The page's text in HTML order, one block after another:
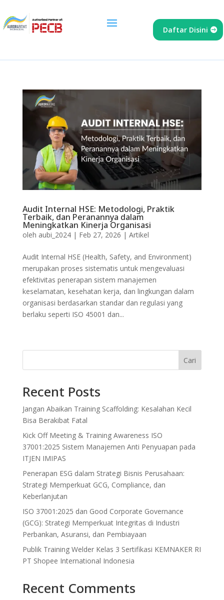
Daftar Disini
Audit Internal HSE: Metodologi, Praktik
Terbaik, dan Peranannya dalam
Meningkatkan Kinerja Organisasi
oleh aubi_2024| Feb 27, 2026 | Artikel
Audit Internal HSE (Health, Safety, and Environment)
merupakan proses sistematis untuk mengevaluasi
efektivitas penerapan sistem manajemen
keselamatan, kesehatan kerja, dan lingkungan dalam
organisasi berdasarkan standar dan regulasi yang
berlaku seperti ISO 45001 dan...
Cari
Recent Posts
Jangan Abaikan Training Scaffolding: Kesalahan Kecil
Bisa Berakibat Fatal
Kick Off Meeting & Training Awareness ISO
37001:2025 Sistem Manajemen Anti Penyuapan pada
ITJEN IMIPAS
Penerapan ESG dalam Strategi Bisnis Perusahaan:
Strategi Memperkuat GCG, Compliance, dan
Keberlanjutan
ISO 37001:2025 dan Good Corporate Governance
(GCG): Strategi Memperkuat Integritas di Industri
Perbankan, Asuransi, dan Pembiayaan
Publik Training Welder Kelas 3 Sertifikasi KEMNAKER RI
PT Shopee International Indonesia
Recent Comments